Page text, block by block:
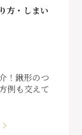
方・しまい
！鍬形のつ
例も交えて